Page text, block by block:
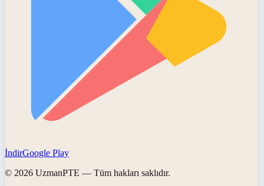
İndirGoogle Play
© 2026 UzmanPTE — Tüm hakları saklıdır.